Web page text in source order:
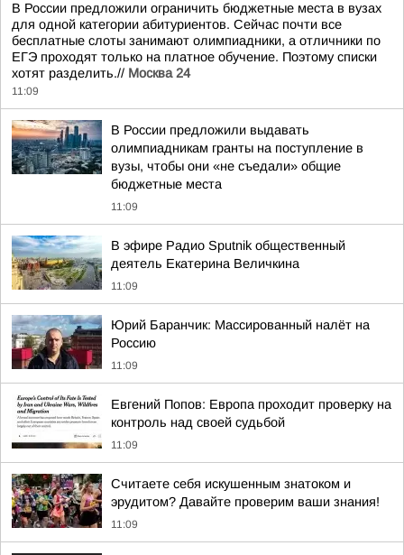
В России предложили ограничить бюджетные места в вузах
для одной категории абитуриентов. Сейчас почти все
бесплатные слоты занимают олимпиадники, а отличники по
ЕГЭ проходят только на платное обучение. Поэтому списки
хотят разделить.// Москва 24
11:09
В России предложили выдавать
олимпиадникам гранты на поступление в
вузы, чтобы они «не съедали» общие
бюджетные места
11:09
В эфире Радио Sputnik общественный
деятель Екатерина Величкина
11:09
Юрий Баранчик: Массированный налёт на
Россию
11:09
Евгений Попов: Европа проходит проверку на
контроль над своей судьбой
11:09
Считаете себя искушенным знатоком и
эрудитом? Давайте проверим ваши знания!
11:09